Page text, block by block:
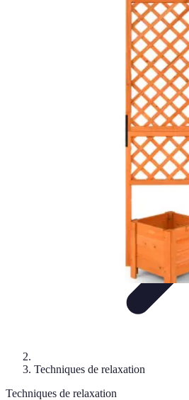
Techniques de gestion
Techniques de
Techniques de relaxation
Techniques de relaxation